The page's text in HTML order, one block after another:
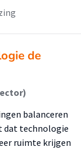
de
balanceren
dat technologie
ruimte krijgen